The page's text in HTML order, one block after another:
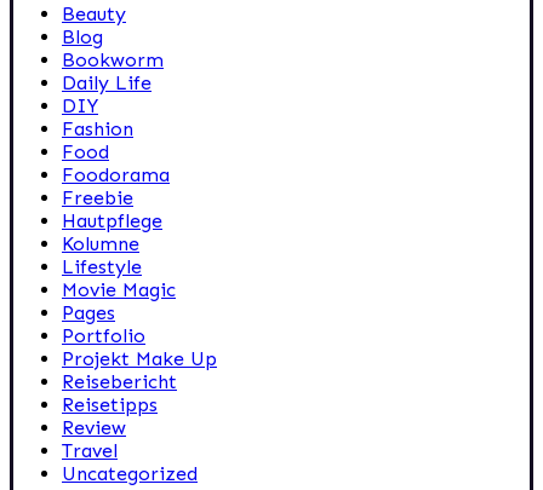
Beauty
Blog
Bookworm
Daily Life
DIY
Fashion
Food
Foodorama
Freebie
Hautpflege
Kolumne
Lifestyle
Movie Magic
Pages
Portfolio
Projekt Make Up
Reisebericht
Reisetipps
Review
Travel
Uncategorized